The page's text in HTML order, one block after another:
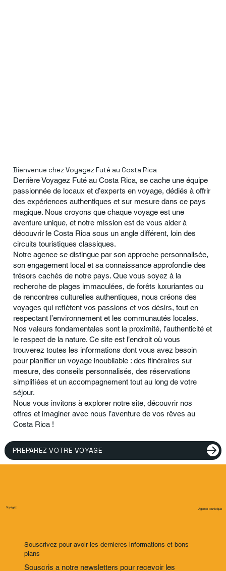
Bienvenue chez Voyagez Futé au Costa Rica
Derrière Voyagez Futé au Costa Rica, se cache une équipe
passionnée de locaux et d’experts en voyage, dédiés à offrir
des expériences authentiques et sur mesure dans ce pays
magique. Nous croyons que chaque voyage est une
aventure unique, et notre mission est de vous aider à
découvrir le Costa Rica sous un angle différent, loin des
circuits touristiques classiques.
Notre agence se distingue par son approche personnalisée,
son engagement local et sa connaissance approfondie des
trésors cachés de notre pays. Que vous soyez à la
recherche de plages immaculées, de forêts luxuriantes ou
de rencontres culturelles authentiques, nous créons des
voyages qui reflètent vos passions et vos désirs, tout en
respectant l’environnement et les communautés locales.
Nos valeurs fondamentales sont la proximité, l’authenticité et
le respect de la nature. Ce site est l’endroit où vous
trouverez toutes les informations dont vous avez besoin
pour planifier un voyage inoubliable : des itinéraires sur
mesure, des conseils personnalisés, des réservations
simplifiées et un accompagnement tout au long de votre
séjour.
Nous vous invitons à explorer notre site, découvrir nos
offres et imaginer avec nous l’aventure de vos rêves au
Costa Rica !
PREPAREZ VOTRE VOYAGE
Voyagez
Souscrivez pour avoir les dernieres informations et bons
plans
Souscris a notre newsletters pour recevoir les
Agence touristique